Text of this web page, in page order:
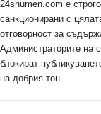
24shumen.com е
санкционирани с
отговорност за
Администраторите на
блокират
на добрия тон.